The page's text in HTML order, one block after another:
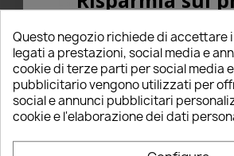
Lampade Xenon
Fendinebbia H10 per SAAB
99,00 €
star star star
1 Recensioni
Questo prodotto è stato
acquistato: 5 volte
Questo negozio richiede di accettare
legati a prestazioni, social media e
cookie di terze parti per social media
pubblicitario vengono utilizzati per
social e annunci pubblicitari
cookie e l'elaborazione dei dati
5% PER
Inserisci la tua email qui sotto
5% DI SCONTOsul tuo
Nome